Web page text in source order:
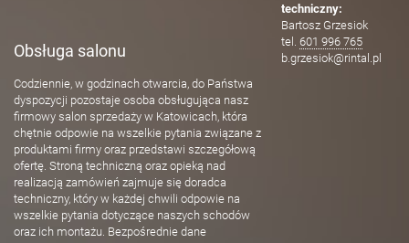
Obsługa salonu
Codziennie, w godzinach otwarcia, do Państwa
dyspozycji pozostaje osoba obsługująca nasz
firmowy salon sprzedaży w Katowicach, która
chętnie odpowie na wszelkie pytania związane z
produktami firmy oraz przedstawi szczegółową
ofertę. Stroną techniczną oraz opieką nad
realizacją zamówień zajmuje się doradca
techniczny, który w każdej chwili odpowie na
wszelkie pytania dotyczące naszych schodów
oraz ich montażu. Bezpośrednie dane
techniczny:
Bartosz Grzesiok
tel. 601 996 765
b.grzesiok@rintal.pl